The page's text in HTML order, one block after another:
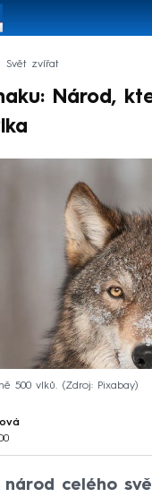
Svět zvířat
Národ,
500 vlků. Zdroj: Pixabay
celého